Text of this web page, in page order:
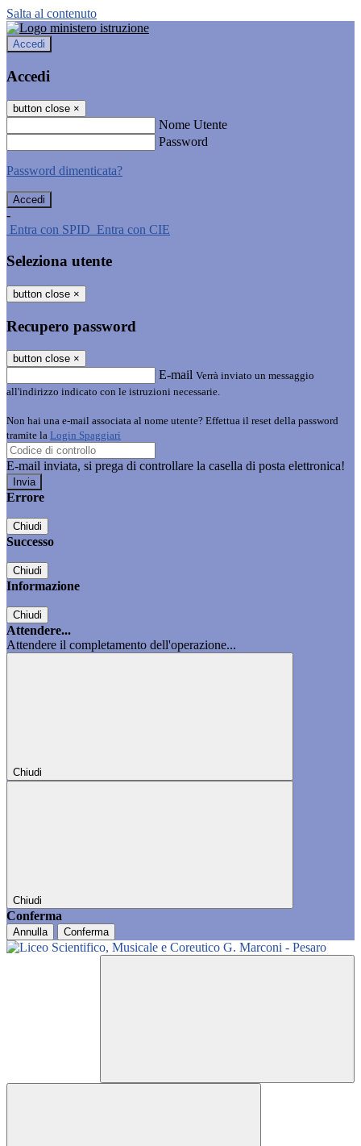
Salta al contenuto
Accedi
Accedi
button close ×
Nome Utente
Password
Password dimenticata?
-
Entra con SPID Entra con CIE
Seleziona utente
button close ×
Recupero password
button close ×
E-mail Verrà inviato un messaggio
all'indirizzo indicato con le istruzioni necessarie.
Non hai una e-mail associata al nome utente? Effettua il reset della password
tramite la Login Spaggiari
E-mail inviata, si prega di controllare la casella di posta elettronica!
Errore
Chiudi
Successo
Chiudi
Informazione
Chiudi
Attendere...
Attendere il completamento dell'operazione...
Chiudi
Chiudi
Conferma
Annulla Conferma